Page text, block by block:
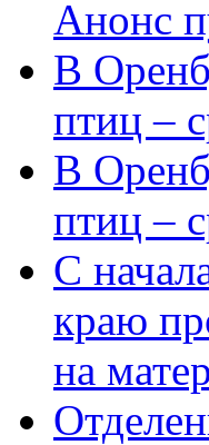
Анонс
В
птиц –
В
птиц –
С
краю
на